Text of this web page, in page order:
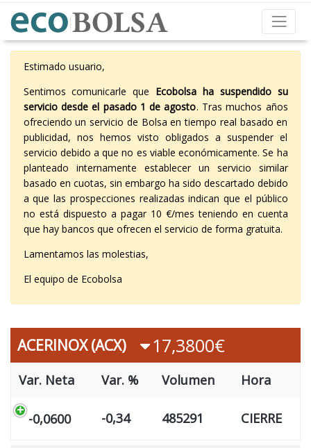
Estimado usuario,
Sentimos comunicarle que Ecobolsa ha suspendido su
servicio desde el pasado 1 de agosto. Tras muchos años
ofreciendo un servicio de Bolsa en tiempo real basado en
publicidad, nos hemos visto obligados a suspender el
servicio debido a que no es viable económicamente. Se ha
planteado internamente establecer un servicio similar
basado en cuotas, sin embargo ha sido descartado debido
a que las prospecciones realizadas indican que el público
no está dispuesto a pagar 10 €/mes teniendo en cuenta
que hay bancos que ofrecen el servicio de forma gratuita.
Lamentamos las molestias,
El equipo de Ecobolsa
ACERINOX (ACX) 17,3800€
Var. Neta Var. % Volumen Hora
-0,0600 -0,34 485291 CIERRE